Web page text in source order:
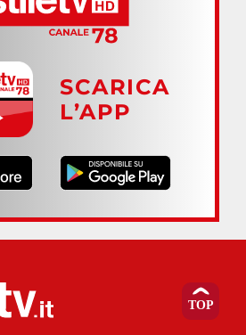
SCARICA
L’APP